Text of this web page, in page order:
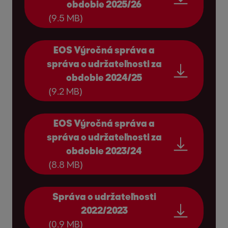
Pre našich klientov vytvárame finančnú
pridanú hodnotu tým, že preberáme ich
pohľadávky, pričom sa snažíme, aby boli
pre nich naše procesy jednoduché,
dostupné a digitalizované. Vďaka našej
práci sa naši klienti môžu sústrediť
na svoju hlavnú činnosť. Zároveň
zvyšujeme ich likviditu a vraciame
peniaze do ekonomického cyklu.
Trustworthy Stakeholder Relations
Keďže naše vzťahy so zainteresovanými
stranami majú pre skupinu EOS
rozhodujúci význam, udržiavame s nimi
neustály dialóg.
Prostredníctvom prieskumov
obdobie 2025/26
(9.5 MB)
EOS Výročná správa a
správa o udržateľnosti za
obdobie 2024/25
(9.2 MB)
EOS Výročná správa a
správa o udržateľnosti za
obdobie 2023/24
(8.8 MB)
Správa o udržateľnosti
2022/2023
(0.9 MB)